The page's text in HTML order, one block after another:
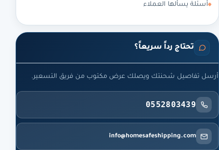
أسئلة يسألها العملاء
تحتاج رداً سريعاً؟
أرسل تفاصيل شحنتك ويصلك عرض مكتوب من فريق التسعير.
0552803439
info@homesafeshipping.com